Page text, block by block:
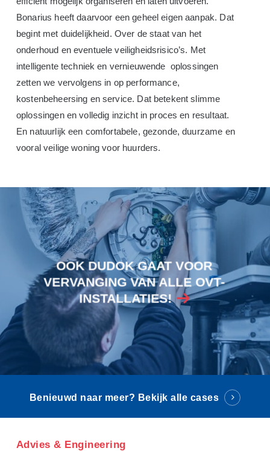
Bonarius heeft daarvoor een geheel eigen aanpak. Dat
begint met duidelijkheid. Over de staat van het
onderhoud en eventuele veiligheidsrisico’s. Met
intelligente techniek en vernieuwende oplossingen
zetten we vervolgens in op performance,
kostenbeheersing en service. Dat betekent slimme
oplossingen en volledig inzicht in proces en resultaat.
En natuurlijk een comfortabele, gezonde, duurzame en
vooral veilige woning voor huurders.
OOK DUDOK GAAT VOOR
VERVANGING VAN ALLE OVT-
INSTALLATIES!
Benieuwd naar meer? Bekijk alle cases
Advies & Engineering